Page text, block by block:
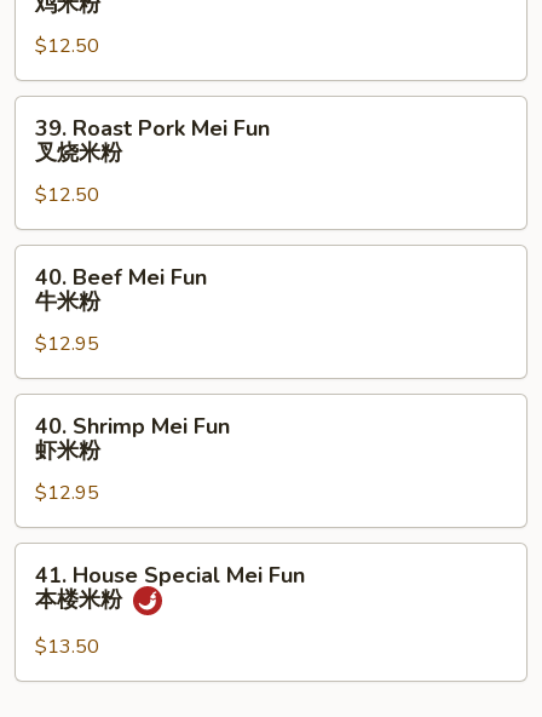
Mei
Fun
鸡
米
$12.50
Roast
Pork
Mei
Fun
叉
39. Roast Pork Mei Fun
叉烧米粉
$12.50
Beef
Mei
Fun
牛
米
40. Beef Mei Fun
牛米粉
$12.95
Shrimp
Mei
Fun
虾
米
40. Shrimp Mei Fun
虾米粉
$12.95
House
Special
Mei
Fun
41. House Special Mei Fun
本楼米粉
$13.50